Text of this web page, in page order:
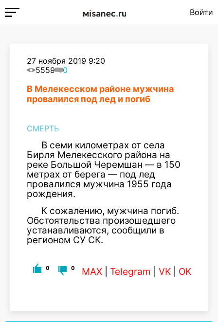
Войти
27 ноября 2019 9:20
5559
0
В Мелекесском районе мужчина
провалился под лед и погиб
СМЕРТЬ
В семи километрах от села
Бирля Мелекесского района на
реке Большой Черемшан — в 150
метрах от берега — под лед
провалился мужчина 1955 года
рождения.
К сожалению, мужчина погиб.
Обстоятельства произошедшего
устанавливаются, сообщили в
регионом СУ СК.
0 0 MAX Telegram VK OK